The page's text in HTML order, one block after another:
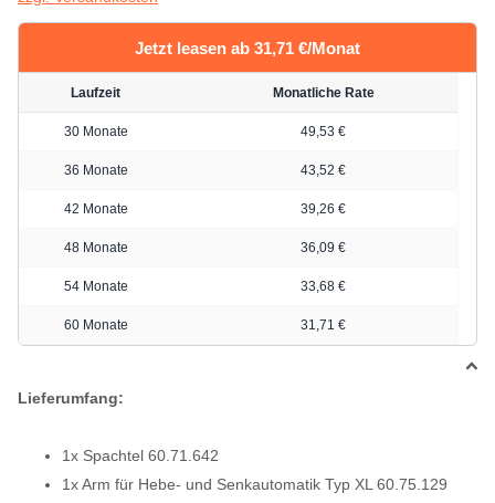
Jetzt leasen ab 31,71 €/Monat
Laufzeit Monatliche Rate
30 Monate 49,53 €
36 Monate 43,52 €
42 Monate 39,26 €
48 Monate 36,09 €
54 Monate 33,68 €
60 Monate 31,71 €
Lieferumfang:
1x Spachtel 60.71.642
1x Arm für Hebe- und Senkautomatik Typ XL 60.75.129